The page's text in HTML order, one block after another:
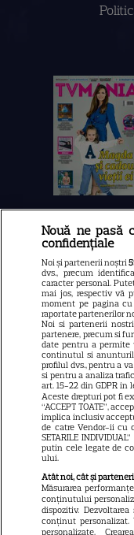
Copyright2026
Nouă ne pasă
confidențiale
Noi și partenerii noștri
dvs., precum
caracter personal.
mai jos, respectiv vă
moment pe pagina
raportate partenerilor
Noi si partenerii
partenere, precum si
date pentru a permite
continutul si
profilul dvs., pentru a
si pentru a analiza
art. 15-22 din GDPR in
Aceste drepturi pot fi
“ACCEPT TOATE”,
implica inclusiv
de catre Vendor-ii cu
SETARILE
putin cele legate de
ului.
Atât noi, cât și
Măsurarea
conținutului
dispozitiv.
conținut personalizat.
personalizate.